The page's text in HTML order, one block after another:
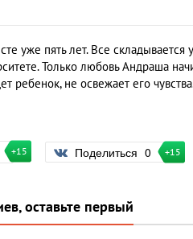
уже пять лет. Все
Только любовь Андраша
ребенок, не освежает его
+15 Поделиться 0 +15
оставьте первый